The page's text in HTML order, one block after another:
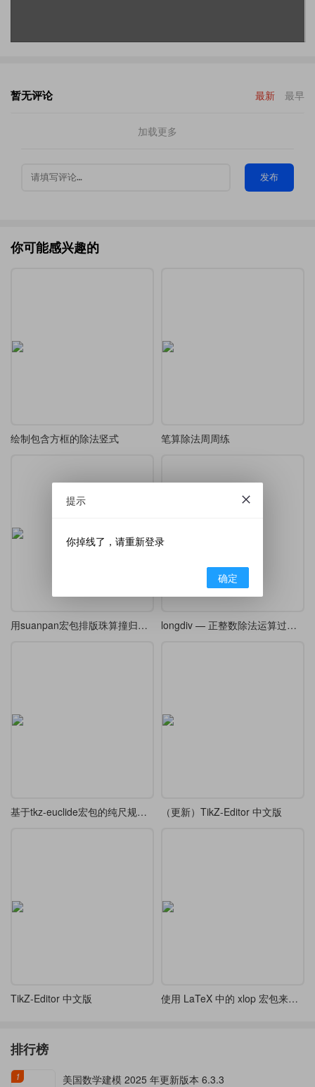
暂无评论 最新 最早
加载更多
发布
你可能感兴趣的
绘制包含方框的除法竖式 笔算除法周周练
用suanpan宏包排版珠算撞归多位归除法 longdiv — 正整数除法运算过程排版宏包译介
基于tkz-euclide宏包的纯尺规作图除法器 （更新）TikZ-Editor 中文版
TikZ-Editor 中文版 使用 LaTeX 中的 xlop 宏包来排版数学算式
排行榜
1 美国数学建模 2025 年更新版本 6.3.3
提示
你掉线了，请重新登录
确定